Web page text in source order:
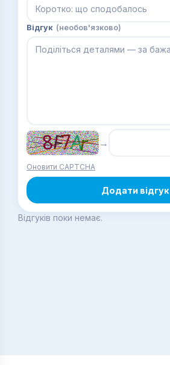
Відгук (необов'язково)
→
Оновити CAPTCHA
Додати відгук
Відгуків поки немає.